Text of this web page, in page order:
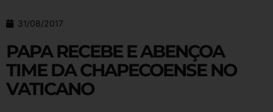
31/08/2017
PAPA RECEBE E ABENÇOA
TIME DA CHAPECOENSE NO
VATICANO